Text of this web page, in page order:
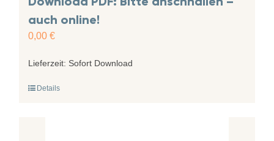
auch online!
0,00 €
Lieferzeit: Sofort Download
Details